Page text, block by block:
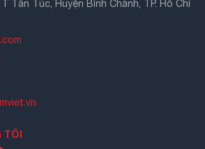
Tân Túc, Huyện Bình Chánh, TP. Hồ Chí
TÔI